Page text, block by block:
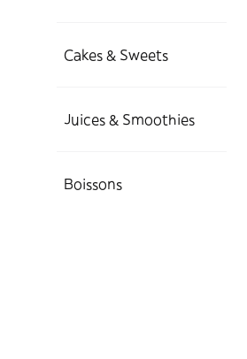
Cakes & Sweets
Juices & Smoothies
Boissons